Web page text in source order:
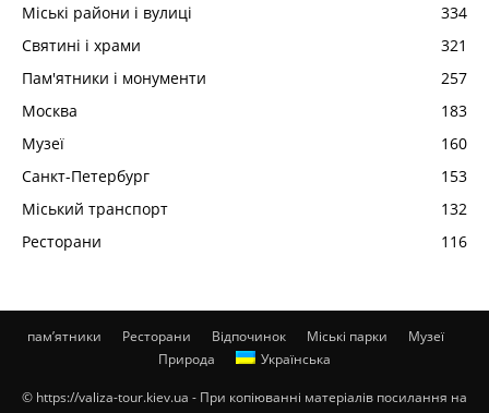
Міські райони і вулиці
334
Святині і храми
321
Пам'ятники і монументи
257
Москва
183
Музеї
160
Санкт-Петербург
153
Міський транспорт
132
Ресторани
116
пам’ятники Ресторани Відпочинок Міські парки
Музеї
Природа
Українська
© https://valiza-tour.kiev.ua - При копіюванні матеріалів посилання на